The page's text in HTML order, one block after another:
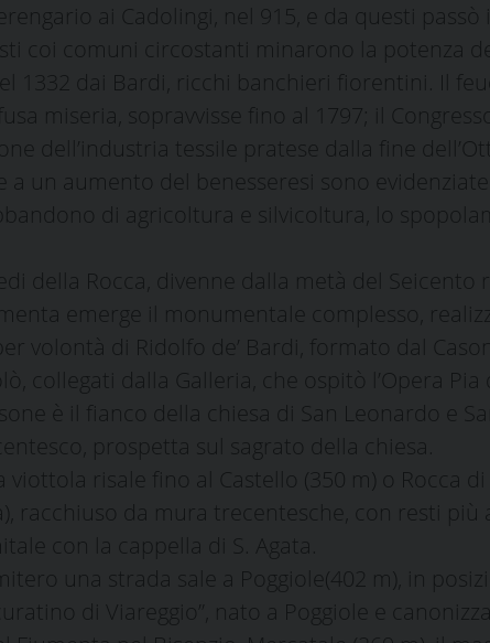
ai Cadolingi, nel 915, e da questi passò
coi comuni circostanti minarono la potenza
1332 dai Bardi, ricchi banchieri fiorentini. Il
miseria, sopravvisse fino al 1797; il
dell’industria tessile pratese dalla fine
a un aumento del benesseresi sono
di agricoltura e silvicoltura, lo
della Rocca, divenne dalla metà del
emerge il monumentale complesso,
volontà di Ridolfo de’ Bardi, formato dal
collegati dalla Galleria, che ospitò l’Opera Pia
è il fianco della chiesa di San Leonardo e
prospetta sul sagrato della chiesa.
risale fino al Castello (350 m) o Rocca
racchiuso da mura trecentesche, con resti più
con la cappella di S. Agata.
una strada sale a Poggiole(402 m), in
di Viareggio”, nato a Poggiole e